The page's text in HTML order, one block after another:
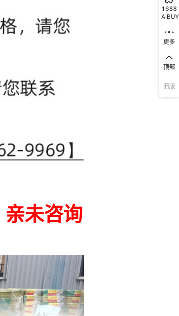
1688
AIBUY
更多
顶部
旧版